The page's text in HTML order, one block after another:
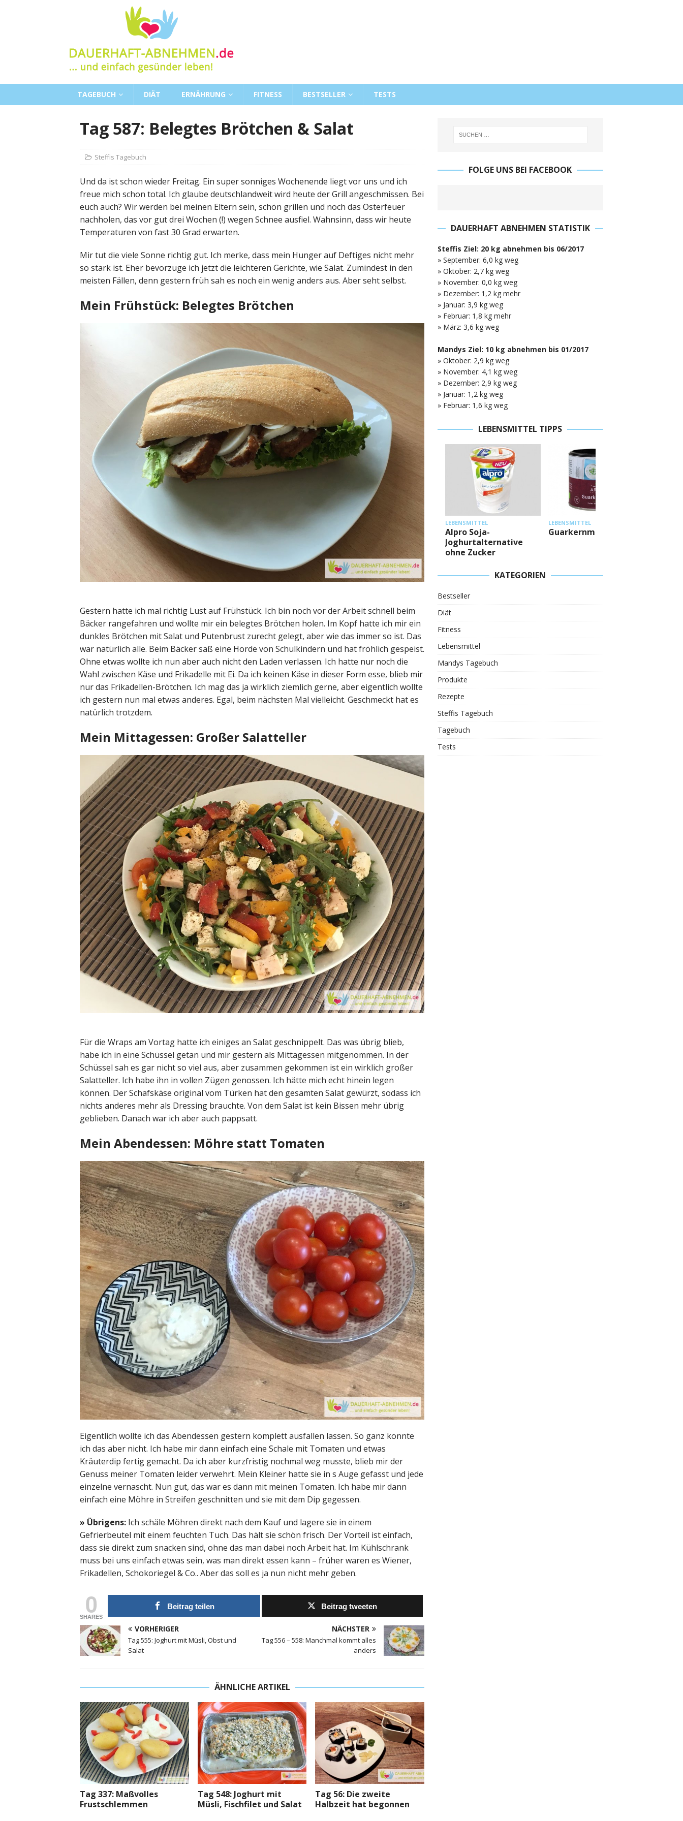
TAGEBUCH DIÄT ERNÄHRUNG FITNESS BESTSELLER TESTS
Tag 587: Belegtes Brötchen & Salat
Steffis Tagebuch
Und da ist schon wieder Freitag. Ein super sonniges Wochenende liegt vor uns und ich
freue mich schon total. Ich glaube deutschlandweit wird heute der Grill angeschmissen. Bei
euch auch? Wir werden bei meinen Eltern sein, schön grillen und noch das Osterfeuer
nachholen, das vor gut drei Wochen (!) wegen Schnee ausfiel. Wahnsinn, dass wir heute
Temperaturen von fast 30 Grad erwarten.
Mir tut die viele Sonne richtig gut. Ich merke, dass mein Hunger auf Deftiges nicht mehr
so stark ist. Eher bevorzuge ich jetzt die leichteren Gerichte, wie Salat. Zumindest in den
meisten Fällen, denn gestern früh sah es noch ein wenig anders aus. Aber seht selbst.
Mein Frühstück: Belegtes Brötchen
Gestern hatte ich mal richtig Lust auf Frühstück. Ich bin noch vor der Arbeit schnell beim
Bäcker rangefahren und wollte mir ein belegtes Brötchen holen. Im Kopf hatte ich mir ein
dunkles Brötchen mit Salat und Putenbrust zurecht gelegt, aber wie das immer so ist. Das
war natürlich alle. Beim Bäcker saß eine Horde von Schulkindern und hat fröhlich gespeist.
Ohne etwas wollte ich nun aber auch nicht den Laden verlassen. Ich hatte nur noch die
Wahl zwischen Käse und Frikadelle mit Ei. Da ich keinen Käse in dieser Form esse, blieb mir
nur das Frikadellen-Brötchen. Ich mag das ja wirklich ziemlich gerne, aber eigentlich wollte
ich gestern nun mal etwas anderes. Egal, beim nächsten Mal vielleicht. Geschmeckt hat es
natürlich trotzdem.
Mein Mittagessen: Großer Salatteller
Für die Wraps am Vortag hatte ich einiges an Salat geschnippelt. Das was übrig blieb,
habe ich in eine Schüssel getan und mir gestern als Mittagessen mitgenommen. In der
Schüssel sah es gar nicht so viel aus, aber zusammen gekommen ist ein wirklich großer
Salatteller. Ich habe ihn in vollen Zügen genossen. Ich hätte mich echt hinein legen
können. Der Schafskäse original vom Türken hat den gesamten Salat gewürzt, sodass ich
nichts anderes mehr als Dressing brauchte. Von dem Salat ist kein Bissen mehr übrig
geblieben. Danach war ich aber auch pappsatt.
Mein Abendessen: Möhre statt Tomaten
Eigentlich wollte ich das Abendessen gestern komplett ausfallen lassen. So ganz konnte
ich das aber nicht. Ich habe mir dann einfach eine Schale mit Tomaten und etwas
Kräuterdip fertig gemacht. Da ich aber kurzfristig nochmal weg musste, blieb mir der
Genuss meiner Tomaten leider verwehrt. Mein Kleiner hatte sie in s Auge gefasst und jede
einzelne vernascht. Nun gut, das war es dann mit meinen Tomaten. Ich habe mir dann
einfach eine Möhre in Streifen geschnitten und sie mit dem Dip gegessen.
» Übrigens: Ich schäle Möhren direkt nach dem Kauf und lagere sie in einem
Gefrierbeutel mit einem feuchten Tuch. Das hält sie schön frisch. Der Vorteil ist einfach,
dass sie direkt zum snacken sind, ohne das man dabei noch Arbeit hat. Im Kühlschrank
muss bei uns einfach etwas sein, was man direkt essen kann – früher waren es Wiener,
Frikadellen, Schokoriegel & Co.. Aber das soll es ja nun nicht mehr geben.
0
SHARES
Beitrag teilen Beitrag tweeten
VORHERIGER
Tag 555: Joghurt mit Müsli, Obst und
Salat
NÄCHSTER
Tag 556 – 558: Manchmal kommt alles
anders
ÄHNLICHE ARTIKEL
Tag 337: Maßvolles
Frustschlemmen
Tag 548: Joghurt mit
Müsli, Fischfilet und Salat
Tag 56: Die zweite
Halbzeit hat begonnen
FOLGE UNS BEI FACEBOOK
DAUERHAFT ABNEHMEN STATISTIK
Steffis Ziel: 20 kg abnehmen bis 06/2017
» September: 6,0 kg weg
» Oktober: 2,7 kg weg
» November: 0,0 kg weg
» Dezember: 1,2 kg mehr
» Januar: 3,9 kg weg
» Februar: 1,8 kg mehr
» März: 3,6 kg weg
Mandys Ziel: 10 kg abnehmen bis 01/2017
» Oktober: 2,9 kg weg
» November: 4,1 kg weg
» Dezember: 2,9 kg weg
» Januar: 1,2 kg weg
» Februar: 1,6 kg weg
LEBENSMITTEL TIPPS
LEBENSMITTEL
Alpro Soja-
Joghurtalternative
ohne Zucker
LEBENSMITTEL
Guarkernmehl
KATEGORIEN
Bestseller
Diät
Fitness
Lebensmittel
Mandys Tagebuch
Produkte
Rezepte
Steffis Tagebuch
Tagebuch
Tests